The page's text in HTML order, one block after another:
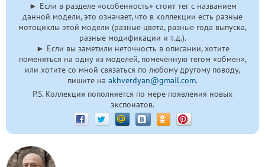
► Если в разделе «особенность» стоит тег с названием
данной модели, это означает, что в коллекции есть разные
мотоциклы этой модели (разные цвета, разные года выпуска,
разные модификации и т.д.).
► Если вы заметили неточность в описании, хотите
поменяться на одну из моделей, помеченную тегом «обмен»,
или хотите со мной связаться по любому другому поводу,
пишите на akhverdyan@gmail.com.
P.S. Коллекция пополняется по мере появления новых
экспонатов.